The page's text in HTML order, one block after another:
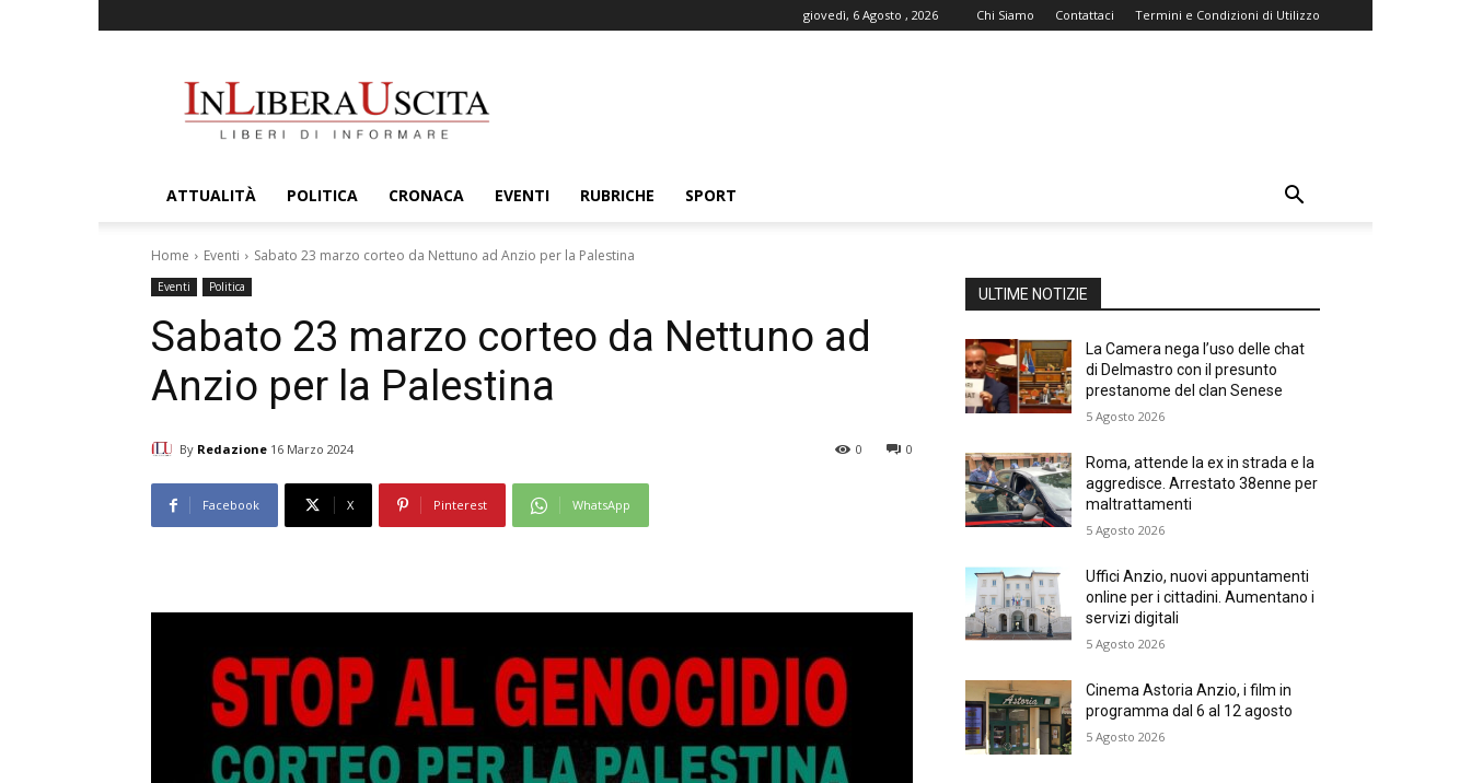
giovedì, 6 Agosto , 2026 Chi Siamo Contattaci Termini e Condizioni di Utilizzo
ATTUALITÀ POLITICA CRONACA EVENTI RUBRICHE SPORT
Home Eventi Sabato 23 marzo corteo da Nettuno ad Anzio per la Palestina
Eventi Politica
Sabato 23 marzo corteo da Nettuno ad
Anzio per la Palestina
By Redazione 16 Marzo 2024 0
0
Facebook X Pinterest WhatsApp
ULTIME NOTIZIE
La Camera nega l’uso delle chat
di Delmastro con il presunto
prestanome del clan Senese
5 Agosto 2026
Roma, attende la ex in strada e la
aggredisce. Arrestato 38enne per
maltrattamenti
5 Agosto 2026
Uffici Anzio, nuovi appuntamenti
online per i cittadini. Aumentano i
servizi digitali
5 Agosto 2026
Cinema Astoria Anzio, i film in
programma dal 6 al 12 agosto
5 Agosto 2026